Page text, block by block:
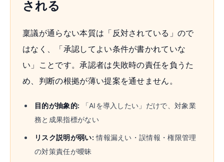
される
稟議が通らない本質は「反対されている」ので
はなく、「承認してよい条件が書かれていな
い」ことです。承認者は失敗時の責任を負うた
め、判断の根拠が薄い提案を通せません。
目的が抽象的: 「AIを導入したい」だけで、対象業
務と成果指標がない
リスク説明が弱い: 情報漏えい・誤情報・権限管理
の対策責任が曖昧